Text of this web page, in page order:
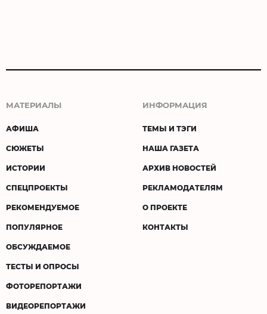
МАТЕРИАЛЫ
АФИША
СЮЖЕТЫ
ИСТОРИИ
СПЕЦПРОЕКТЫ
РЕКОМЕНДУЕМОЕ
ПОПУЛЯРНОЕ
ОБСУЖДАЕМОЕ
ТЕСТЫ И ОПРОСЫ
ФОТОРЕПОРТАЖИ
ВИДЕОРЕПОРТАЖИ
ИНФОРМАЦИЯ
ТЕМЫ И ТЭГИ
НАША ГАЗЕТА
АРХИВ НОВОСТЕЙ
РЕКЛАМОДАТЕЛЯМ
О ПРОЕКТЕ
КОНТАКТЫ